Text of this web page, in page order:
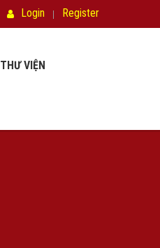
Login Register
THƯ VIỆN